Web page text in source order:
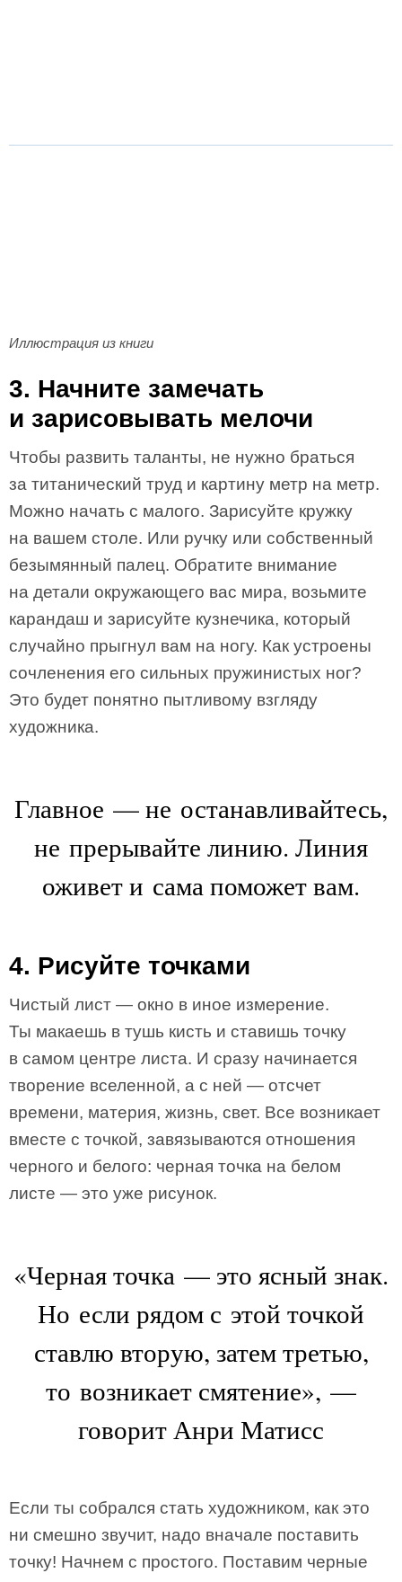
Иллюстрация из книги
3. Начните замечать
и зарисовывать мелочи
Чтобы развить таланты, не нужно браться
за титанический труд и картину метр на метр.
Можно начать с малого. Зарисуйте кружку
на вашем столе. Или ручку или собственный
безымянный палец. Обратите внимание
на детали окружающего вас мира, возьмите
карандаш и зарисуйте кузнечика, который
случайно прыгнул вам на ногу. Как устроены
сочленения его сильных пружинистых ног?
Это будет понятно пытливому взгляду
художника.
Главное — не останавливайтесь,
не прерывайте линию. Линия
оживет и сама поможет вам.
4. Рисуйте точками
Чистый лист — окно в иное измерение.
Ты макаешь в тушь кисть и ставишь точку
в самом центре листа. И сразу начинается
творение вселенной, а с ней — отсчет
времени, материя, жизнь, свет. Все возникает
вместе с точкой, завязываются отношения
черного и белого: черная точка на белом
листе — это уже рисунок.
«Черная точка — это ясный знак.
Но если рядом с этой точкой
ставлю вторую, затем третью,
то возникает смятение», —
говорит Анри Матисс
Если ты собрался стать художником, как это
ни смешно звучит, надо вначале поставить
точку! Начнем с простого. Поставим черные